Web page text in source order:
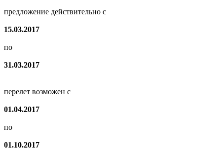
предложение действительно с
15.03.2017
по
31.03.2017
перелет возможен с
01.04.2017
по
01.10.2017